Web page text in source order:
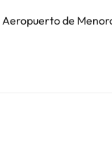
Aeropuerto de